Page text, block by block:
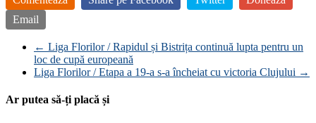
Email
← Liga Florilor / Rapidul și Bistrița continuă lupta pentru un
loc de cupă europeană
Liga Florilor / Etapa a 19-a s-a încheiat cu victoria Clujului →
Ar putea să-ți placă și